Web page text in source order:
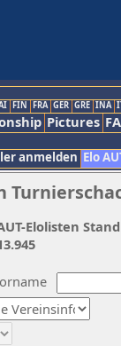
FIN FRA GER GRE INA
Pictures
anmelden Elo
Elolisten